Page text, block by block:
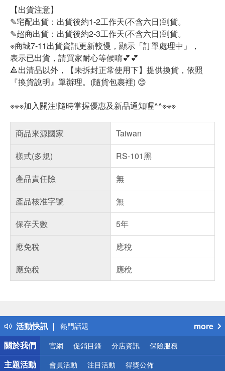
【出貨注意】
✎宅配出貨：出貨後約1-2工作天(不含六日)到貨。
✎超商出貨：出貨後約2-3工作天(不含六日)到貨。
※商城7-11出貨資訊更新較慢，顯示「訂單處理中」，
表示已出貨，請買家耐心等候唷💕💕
🔺出清品以外，【未拆封正常使用下】提供換貨，依照
『換貨說明』單辦理。(隨貨包裹裡) 😊
※※※加入關注!隨時掌握優惠及新品通知喔^^※※※
商品來源國家
Taiwan
樣式(多規)
RS-101黑
產品責任險
無
產品核准字號
無
保存天數
5年
應免稅
應稅
應免稅
應稅
活動快訊
得獎公告
熱門話題
銀行優惠
偏遠地區配送
詐騙網頁！請小心！
more
關於我們
官網 促銷目錄 分店資訊 保險服務
主題活動 會員活動 注目活動 得獎公佈